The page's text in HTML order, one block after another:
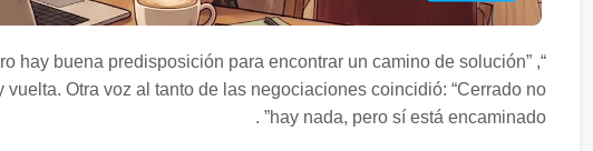
hay buena predisposición para encontrar un camino de solución” ,
Otra voz al tanto de las negociaciones coincidió: “Cerrado no
hay nada, pero sí está encaminado” .